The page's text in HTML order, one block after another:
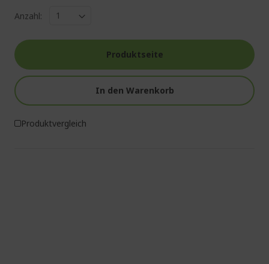
Anzahl:
Produktseite
In den Warenkorb
Produktvergleich